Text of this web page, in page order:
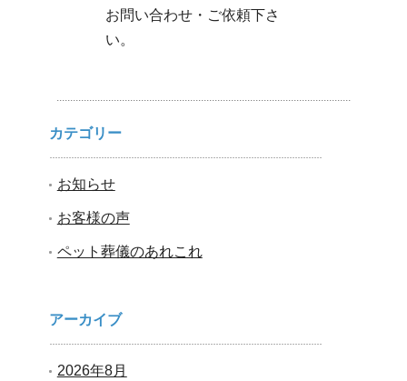
お問い合わせ・ご依頼下さ
い。
カテゴリー
お知らせ
お客様の声
ペット葬儀のあれこれ
アーカイブ
2026年8月